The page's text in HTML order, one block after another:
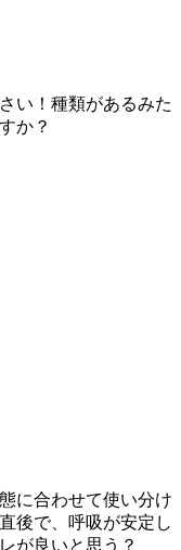
い！種類があるみた
か？
に合わせて使い分け
後で、呼吸が安定し
が良いと思う？